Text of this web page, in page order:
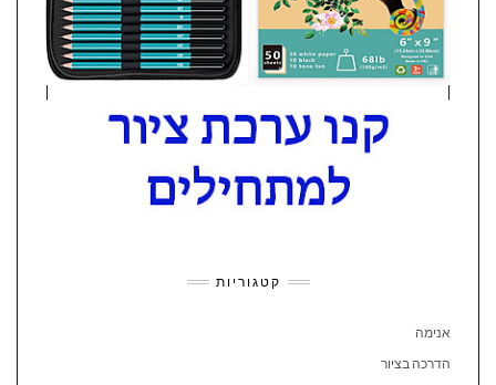
קטגוריות
אנימה
הדרכה בציור